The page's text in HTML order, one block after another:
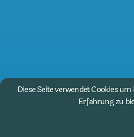
Diese Seite verwendet Cookies
Erfahrung zu